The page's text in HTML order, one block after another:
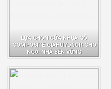
LỰA CHỌN CỬA NHỰA GỖ
COMPOSITE GIAHUYDOOR CHO
NGÔI NHÀ BỀN VỮNG